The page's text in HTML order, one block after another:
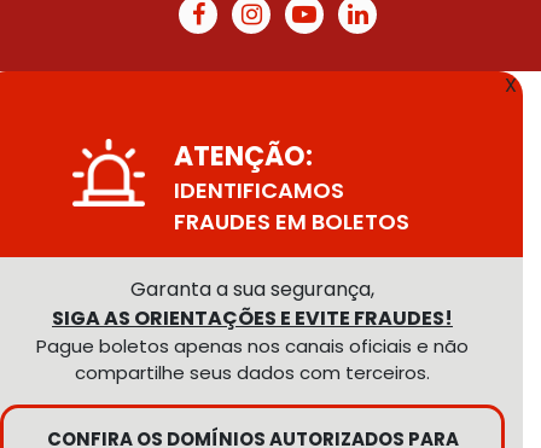
X
ATENÇÃO:
IDENTIFICAMOS
FRAUDES EM BOLETOS
Garanta a sua segurança,
SIGA AS ORIENTAÇÕES E EVITE FRAUDES!
Pague boletos apenas nos canais oficiais e não
compartilhe seus dados com terceiros.
CONFIRA OS DOMÍNIOS AUTORIZADOS PARA